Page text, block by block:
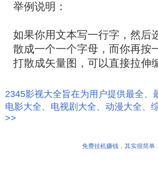
举例说明：
如果你用文本写一行字，然后
散成一个一个字母，而你再按
打散成矢量图，可以直接拉伸
2345影视大全旨在为用户提供最全
电影大全、电视剧大全、动漫大全
>>
免费挂机赚钱，其实很简